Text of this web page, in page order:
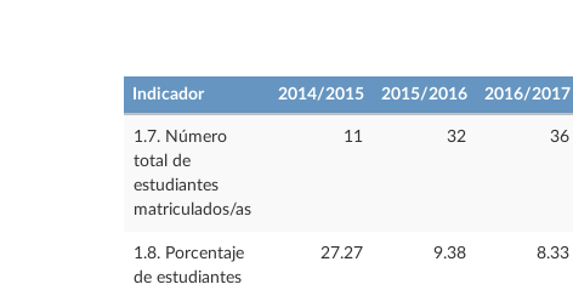
Indicador 2014/2015 2015/2016 2016/2017
1.7. Número
total de
estudiantes
matriculados/as
11 32 36
1.8. Porcentaje
de estudiantes
27.27 9.38 8.33